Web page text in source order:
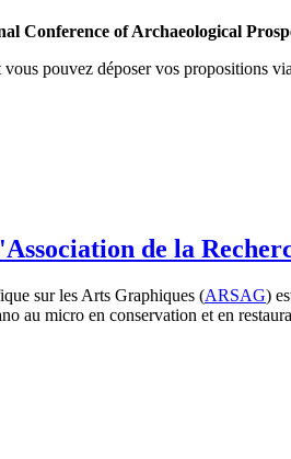
Conference of Archaeological
pouvez déposer vos propositions
de la
sur les Arts Graphiques (ARSAG)
au micro en conservation et en